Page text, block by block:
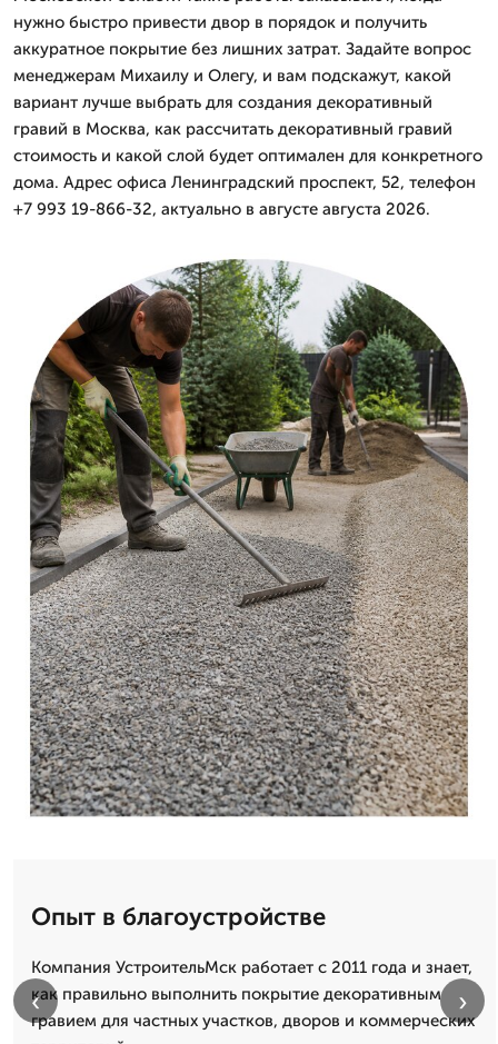
нужно быстро привести двор в порядок и получить
аккуратное покрытие без лишних затрат. Задайте вопрос
менеджерам Михаилу и Олегу, и вам подскажут, какой
вариант лучше выбрать для создания декоративный
гравий в Москва, как рассчитать декоративный гравий
стоимость и какой слой будет оптимален для конкретного
дома. Адрес офиса Ленинградский проспект, 52, телефон
+7 993 19-866-32, актуально в августе августа 2026.
Опыт в благоустройстве
Компания УстроительМск работает с 2011 года и знает,
как правильно выполнить покрытие декоративным
гравием для частных участков, дворов и коммерческих
‹ ›